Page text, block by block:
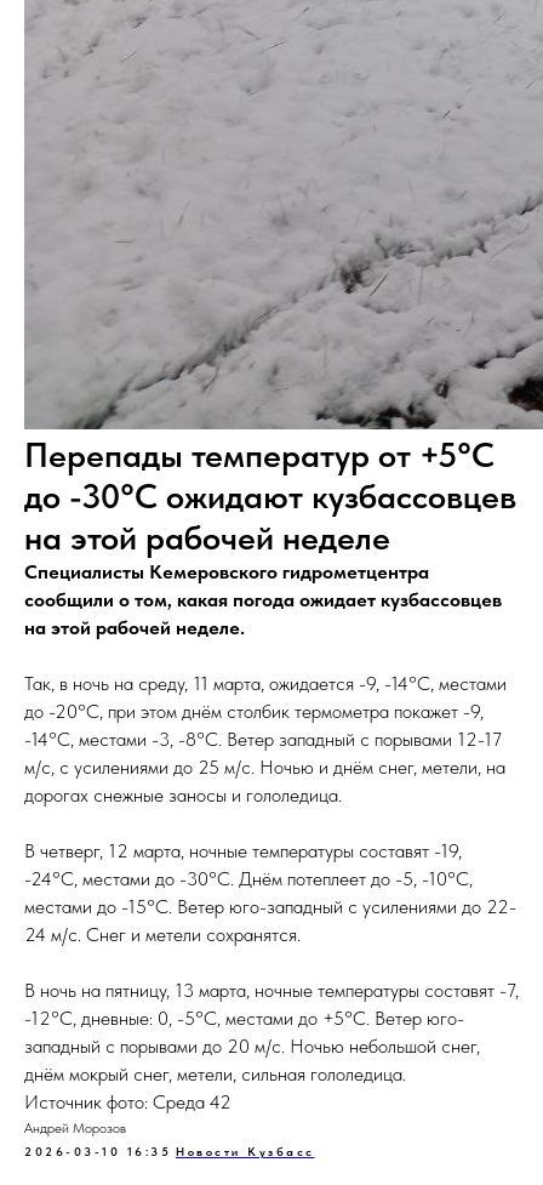
Перепады температур от +5°C
до -30°C ожидают кузбассовцев
на этой рабочей неделе
Специалисты Кемеровского гидрометцентра
сообщили о том, какая погода ожидает кузбассовцев
на этой рабочей неделе.
Так, в ночь на среду, 11 марта, ожидается -9, -14°C, местами
до -20°C, при этом днём столбик термометра покажет -9,
-14°C, местами -3, -8°C. Ветер западный с порывами 12-17
м/с, с усилениями до 25 м/с. Ночью и днём снег, метели, на
дорогах снежные заносы и гололедица.
В четверг, 12 марта, ночные температуры составят -19,
-24°C, местами до -30°C. Днём потеплеет до -5, -10°C,
местами до -15°C. Ветер юго-западный с усилениями до 22-
24 м/с. Снег и метели сохранятся.
В ночь на пятницу, 13 марта, ночные температуры составят -7,
-12°C, дневные: 0, -5°C, местами до +5°C. Ветер юго-
западный с порывами до 20 м/с. Ночью небольшой снег,
днём мокрый снег, метели, сильная гололедица.
Источник фото: Среда 42
Андрей Морозов
2026-03-10 16:35 Новости Кузбасс